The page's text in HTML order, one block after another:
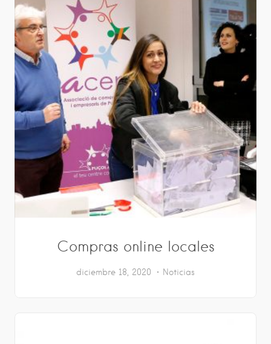
Compras online locales
diciembre 18, 2020 Noticias